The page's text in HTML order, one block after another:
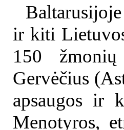
ir kiti
150
Gervėčius
apsaugos ir
Menotyros,